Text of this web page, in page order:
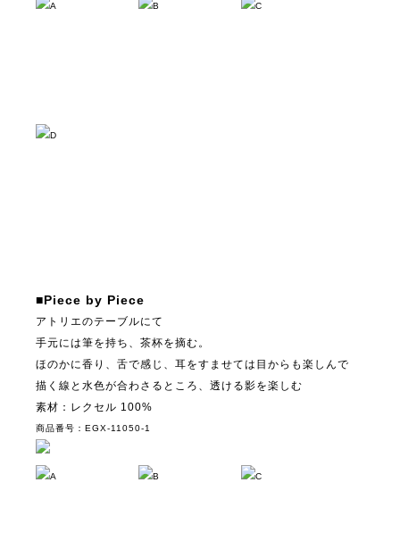
A B C
D
■Piece by Piece
アトリエのテーブルにて
手元には筆を持ち、茶杯を摘む。
ほのかに香り、舌で感じ、耳をすませては目からも楽しんで
描く線と水色が合わさるところ、透ける影を楽しむ
素材：レクセル 100%
商品番号：EGX-11050-1
A B C